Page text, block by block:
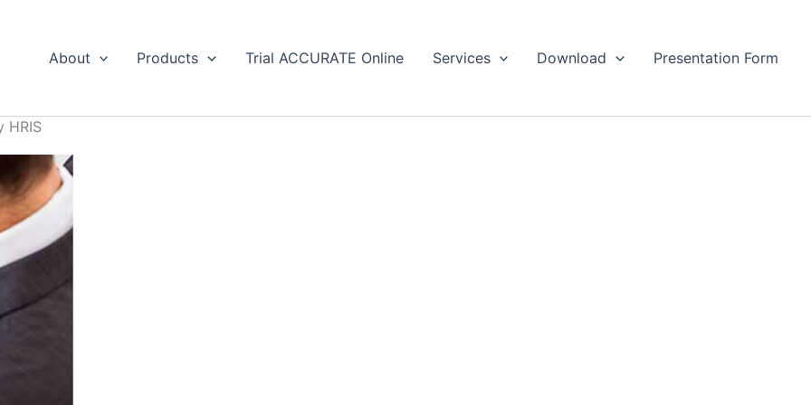
About Products Trial ACCURATE Online Services Download Presentation Form
HRIS